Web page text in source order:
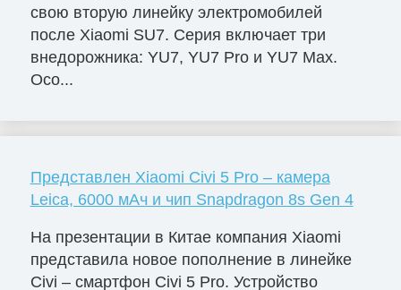
свою вторую линейку электромобилей
после Xiaomi SU7. Серия включает три
внедорожника: YU7, YU7 Pro и YU7 Max.
Осо...
Представлен Xiaomi Civi 5 Pro – камера
Leica, 6000 мАч и чип Snapdragon 8s Gen 4
На презентации в Китае компания Xiaomi
представила новое пополнение в линейке
Civi – смартфон Civi 5 Pro. Устройство